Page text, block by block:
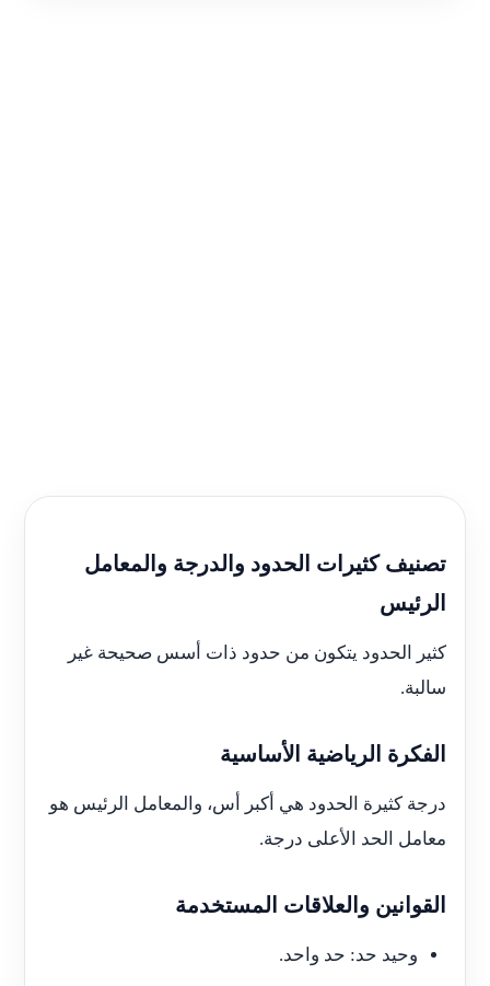
تصنيف كثيرات الحدود والدرجة والمعامل
الرئيس
كثير الحدود يتكون من حدود ذات أسس صحيحة غير
سالبة.
الفكرة الرياضية الأساسية
درجة كثيرة الحدود هي أكبر أس، والمعامل الرئيس هو
معامل الحد الأعلى درجة.
القوانين والعلاقات المستخدمة
وحيد حد: حد واحد.